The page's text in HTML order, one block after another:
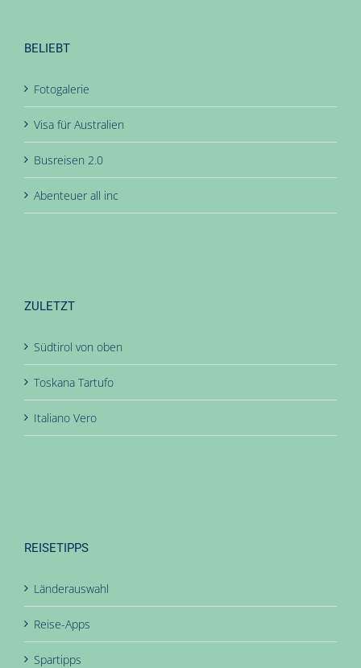
BELIEBT
Fotogalerie
Visa für Australien
Busreisen 2.0
Abenteuer all inc
ZULETZT
Südtirol von oben
Toskana Tartufo
Italiano Vero
REISETIPPS
Länderauswahl
Reise-Apps
Spartipps